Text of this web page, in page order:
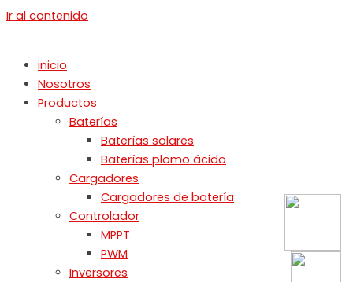
Ir al contenido
inicio
Nosotros
Productos
Baterías
Baterías solares
Baterías plomo ácido
Cargadores
Cargadores de batería
Controlador
MPPT
PWM
Inversores